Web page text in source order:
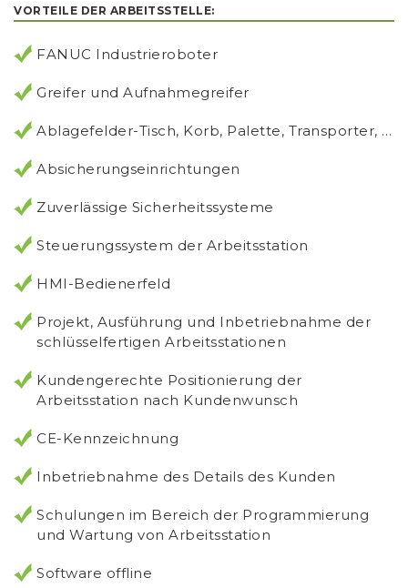
VORTEILE DER ARBEITSSTELLE:
FANUC Industrieroboter
Greifer und Aufnahmegreifer
Ablagefelder-Tisch, Korb, Palette, Transporter, …
Absicherungseinrichtungen
Zuverlässige Sicherheitssysteme
Steuerungssystem der Arbeitsstation
HMI-Bedienerfeld
Projekt, Ausführung und Inbetriebnahme der
schlüsselfertigen Arbeitsstationen
Kundengerechte Positionierung der
Arbeitsstation nach Kundenwunsch
CE-Kennzeichnung
Inbetriebnahme des Details des Kunden
Schulungen im Bereich der Programmierung
und Wartung von Arbeitsstation
Software offline